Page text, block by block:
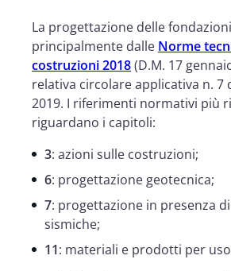
La progettazione delle
principalmente dalle Norme
costruzioni 2018(D.M. 17
relativa circolare applicativa n. 7
2019. I riferimenti normativi più
riguardano i capitoli:
3: azioni sulle costruzioni;
6: progettazione geotecnica;
7: progettazione in presenza
sismiche;
11: materiali e prodotti per